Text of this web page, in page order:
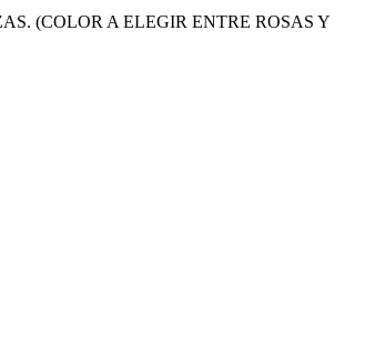
(COLOR A ELEGIR ENTRE ROSAS Y